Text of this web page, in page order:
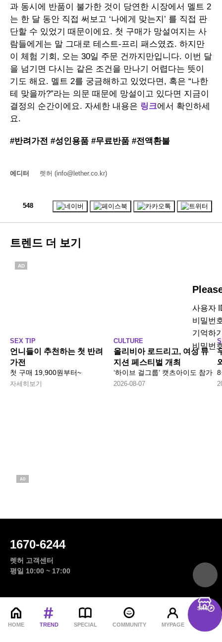
HOME TREND SPECIAL COMMUNITY MYPAGE
menu
SHOP
과 동시에 반품이 불가한 것이 당연한 시장에서 멜트 2
는 한 달 동안 직접 써보고 ‘나에게 맞는지’ 를 직접 판
단할 수 있었기 때문이에요. 첫 구매가 망설여지는 사
람들에게는 말 그대로 테스트-프리 패스였죠. 하지만
이 체험 기회, 오는 30일 주문 건까지만입니다. 이번 달
을 넘기면 다시는 같은 조건을 만나기 어렵다는 뜻이
기도 해요. 멜트 2를 궁금해하고 있었다면, 혹은 “나한
테 맞을까?”라는 의문 때문에 망설이고 있다면 지금이
결정의 순간이에요. 자세한 내용은 링크에서 확인하세
요.
#반려가전 #성인용품 #무료반품 #전액환불
548
에디터 렛허 (info@lether.co.kr)
트렌드 더 보기
AD
SEX TIP
언니들이 추천하는 첫 반려
가전
첫 구매 19,900원부터~
자세히보기
사용자
비밀번
기억하
비밀번
CULTURE
올리비아 로드리고, 여성 뮤
지션 페스티벌 개최
‘하이브 걸그룹’ 캣츠아이도 참가
2026-08-07
AD
top
1670-6244
렛허 고객센터
평일 10:00 ~ 17:00
서울시 서초구 반포대로19길 9-3, 2층 201-2호 (주)렛허
대표자 박기태 사업자등록번호 833-88-01921 통신판매업 신고번호